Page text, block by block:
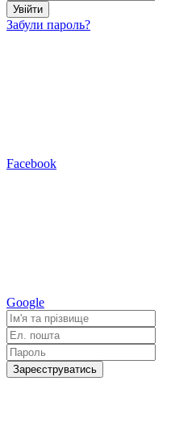
Увійти
Забули пароль?
Facebook
Google
Зареєструватись